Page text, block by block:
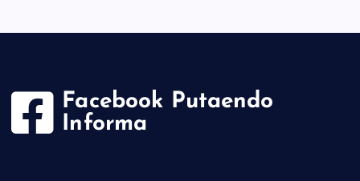
Facebook Putaendo
Informa